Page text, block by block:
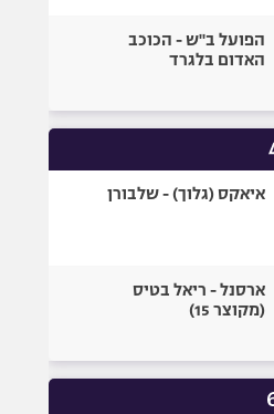
הפועל ב"ש - הכוכב
האדום בלגרד
איאקס (גלוך) - שלבורן
ארסנל - ריאל בטיס
(מקוצר 15)